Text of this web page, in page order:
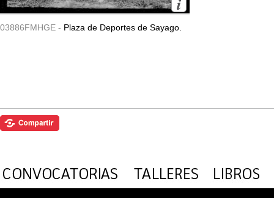
03886FMHGE - Plaza de Deportes de Sayago.